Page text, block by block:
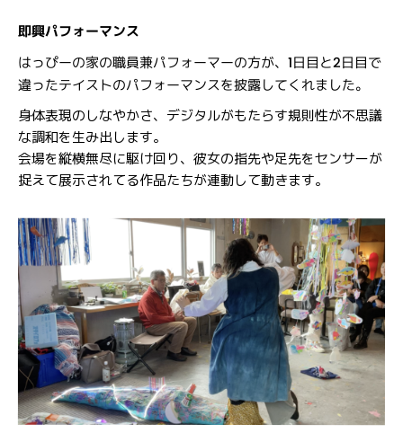
即興パフォーマンス
はっぴーの家の職員兼パフォーマーの方が、1日目と2日目で
違ったテイストのパフォーマンスを披露してくれました。
身体表現のしなやかさ、デジタルがもたらす規則性が不思議
な調和を生み出します。
会場を縦横無尽に駆け回り、彼女の指先や足先をセンサーが
捉えて展示されてる作品たちが連動して動きます。